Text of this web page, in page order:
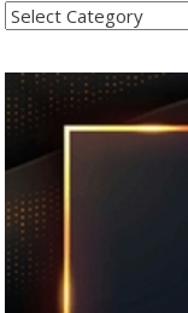
Kategoritë